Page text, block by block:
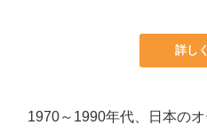
詳し
1970～1990年代、日本の